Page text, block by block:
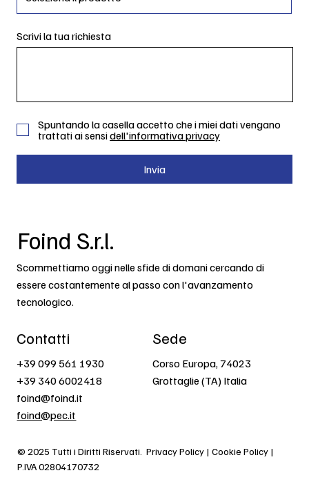
Scrivi la tua richiesta
Spuntando la casella accetto che i miei dati vengano
trattati ai sensidell'informativa privacy
Invia
Foind S.r.l.
Scommettiamo oggi nelle sfide di domani cercando di
essere costantemente al passo con l'avanzamento
tecnologico.
Contatti
+39 099 561 1930
+39 340 6002418
foind@foind.it
foind@pec.it
Sede
Corso Europa, 74023
Grottaglie (TA) Italia
© 2025 Tutti i Diritti Riservati. Privacy Policy | Cookie Policy |
P.IVA 02804170732